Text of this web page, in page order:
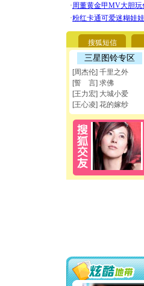
搜狐短信
三星图铃专区
[周杰伦] 千里之外
[誓 言] 求佛
[王力宏] 大城小爱
[王心凌] 花的嫁纱